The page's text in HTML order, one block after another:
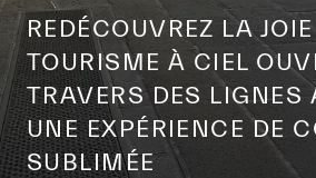
UN SIÈCLE D’ICÔNE